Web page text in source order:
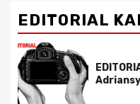
EDITORIAL